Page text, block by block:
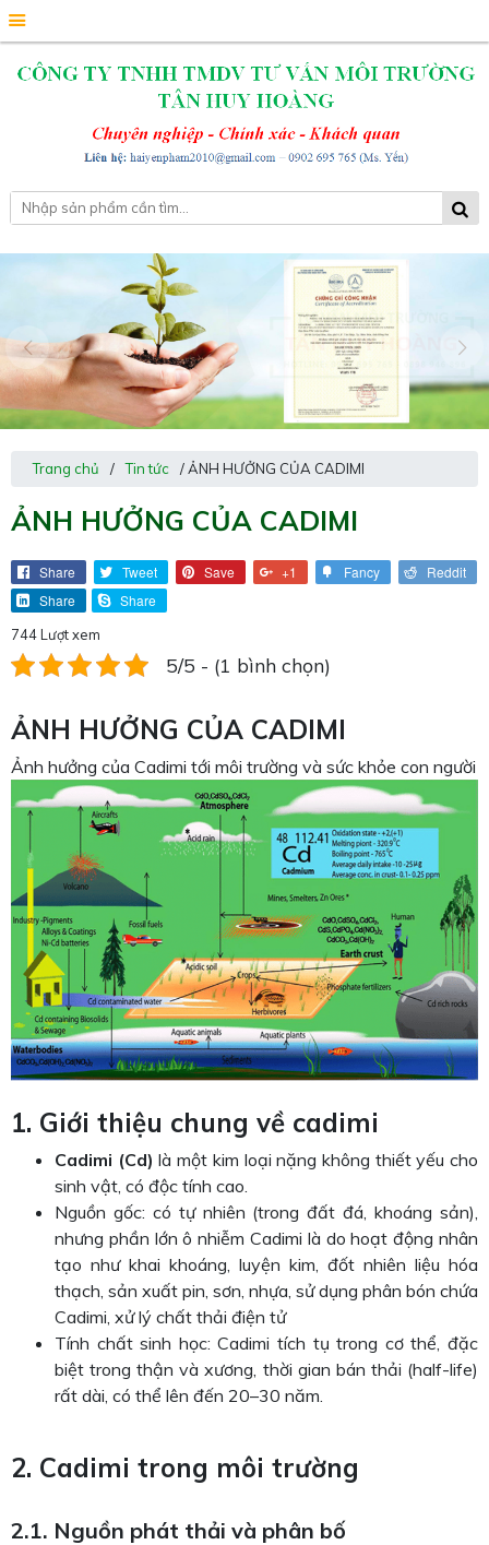
Trang chủ / Tin tức / ẢNH HƯỞNG CỦA CADIMI
ẢNH HƯỞNG CỦA CADIMI
Share Tweet Save +1 Fancy
Reddit
Share
Share
744 Lượt xem
5/5 - (1 bình chọn)
ẢNH HƯỞNG CỦA CADIMI
Ảnh hưởng của Cadimi tới môi trường và sức khỏe con người
1. Giới thiệu chung về cadimi
Cadimi (Cd) là một kim loại nặng không thiết yếu cho
sinh vật, có độc tính cao.
Nguồn gốc: có tự nhiên (trong đất đá, khoáng sản),
nhưng phần lớn ô nhiễm Cadimi là do hoạt động nhân
tạo như khai khoáng, luyện kim, đốt nhiên liệu hóa
thạch, sản xuất pin, sơn, nhựa, sử dụng phân bón chứa
Cadimi, xử lý chất thải điện tử
Tính chất sinh học: Cadimi tích tụ trong cơ thể, đặc
biệt trong thận và xương, thời gian bán thải (half-life)
rất dài, có thể lên đến 20–30 năm.
2. Cadimi trong môi trường
2.1. Nguồn phát thải và phân bố